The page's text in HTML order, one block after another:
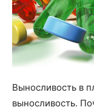
Выносливость в
выносливость.